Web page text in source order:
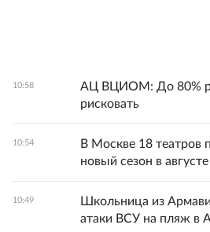
10:58
АЦ ВЦИОМ: До 80%
рисковать
10:54
В Москве 18 театров
новый сезон в августе
10:49
Школьница из
атаки ВСУ на пляж в